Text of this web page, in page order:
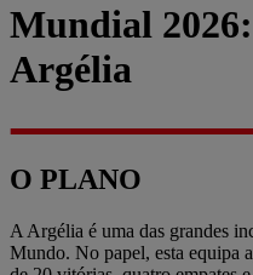
Mundial
Argélia
O PLANO
A Argélia é uma das grandes
Mundo. No papel, esta equipa